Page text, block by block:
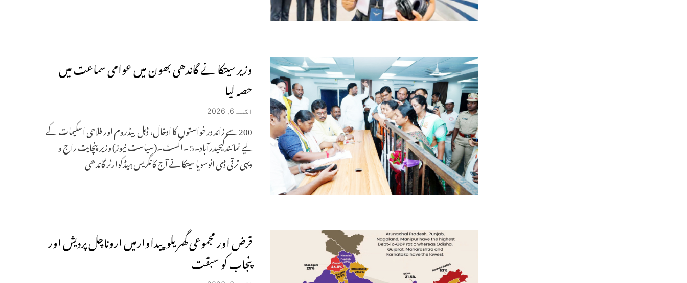
وزیر سیتکا نے گاندھی بھون میں عوامی سماعت میں
حصہ لیا
اگست 6, 2026
200 سے زائد درخواستوں کا ادخال، ڈبل بیڈروم اور فلاحی اسکیمات کے
لیے نمائندگیحیدرآباد۔5 ۔اگسٹ۔(سیاست نیوز) وزیر پنچایت راج و
دیہی ترقی ڈی انوسویا سیتکا نے آج کانگریس ہیڈکوارٹر گاندھی
قرض اور مجموعی گھریلو پیداوارمیں اروناچل پردیش اور
پنجاب کو سبقت